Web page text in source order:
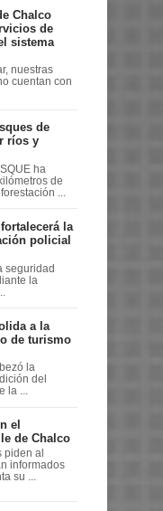
Chalco
de
sistema
nuestras
cuentan con
de
ríos y
ha
de
...
la
policial
seguridad
la
a la
de turismo
la
del
la ...
el
de Chalco
piden al
informados
su ...